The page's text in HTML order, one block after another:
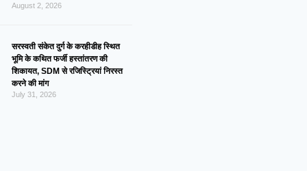
August 2, 2026
सरस्वती संकेत दुर्ग के करहीडीह स्थित
भूमि के कथित फर्जी हस्तांतरण की
शिकायत, SDM से रजिस्ट्रियां निरस्त
करने की मांग
July 31, 2026